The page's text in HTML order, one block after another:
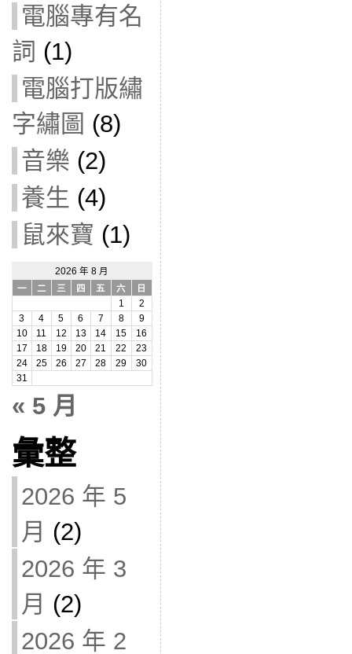
電腦專有名
詞 (1)
電腦打版繡
字繡圖 (8)
音樂 (2)
養生 (4)
鼠來寶 (1)
2026 年 8 月
一
二 三 四 五 六
日
1
2
3
4 5 6 7 8
9
10
11 12 13 14 15
16
17
18 19 20 21 22
23
24
25 26 27 28 29
30
31
« 5 月
彙整
2026 年 5
月 (2)
2026 年 3
月 (2)
2026 年 2